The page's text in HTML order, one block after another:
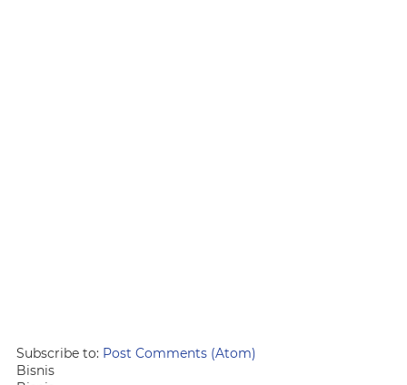
Subscribe to: Post Comments (Atom)
Bisnis